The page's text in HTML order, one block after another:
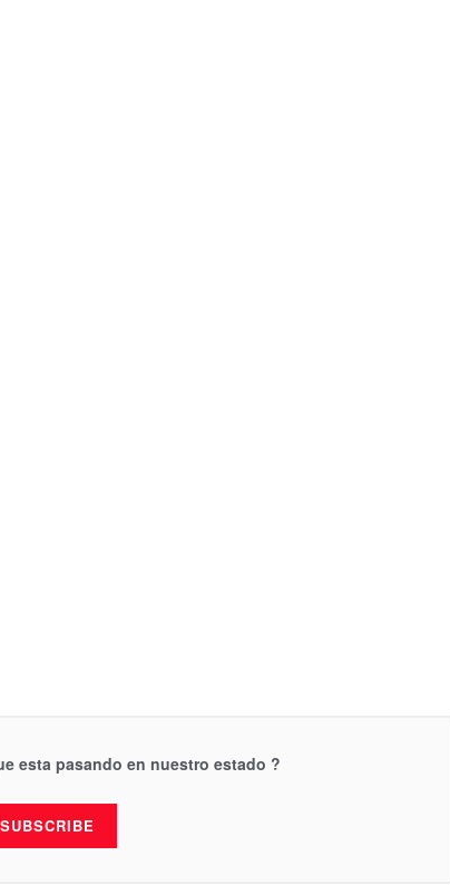
esta pasando en nuestro estado ?
SUBSCRIBE